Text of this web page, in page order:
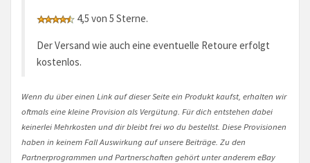
4,5 von 5 Sterne.
Der Versand wie auch eine eventuelle Retoure erfolgt
kostenlos.
Wenn du über einen Link auf dieser Seite ein Produkt kaufst, erhalten wir
oftmals eine kleine Provision als Vergütung. Für dich entstehen dabei
keinerlei Mehrkosten und dir bleibt frei wo du bestellst. Diese Provisionen
haben in keinem Fall Auswirkung auf unsere Beiträge. Zu den
Partnerprogrammen und Partnerschaften gehört unter anderem eBay